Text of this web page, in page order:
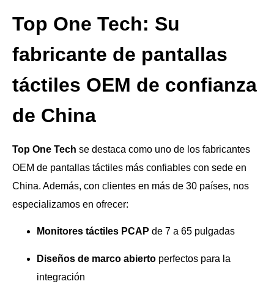
Top One Tech: Su
fabricante de pantallas
táctiles OEM de confianza
de China
Top One Tech se destaca como uno de los fabricantes
OEM de pantallas táctiles más confiables con sede en
China. Además, con clientes en más de 30 países, nos
especializamos en ofrecer:
Monitores táctiles PCAP de 7 a 65 pulgadas
Diseños de marco abierto perfectos para la
integración